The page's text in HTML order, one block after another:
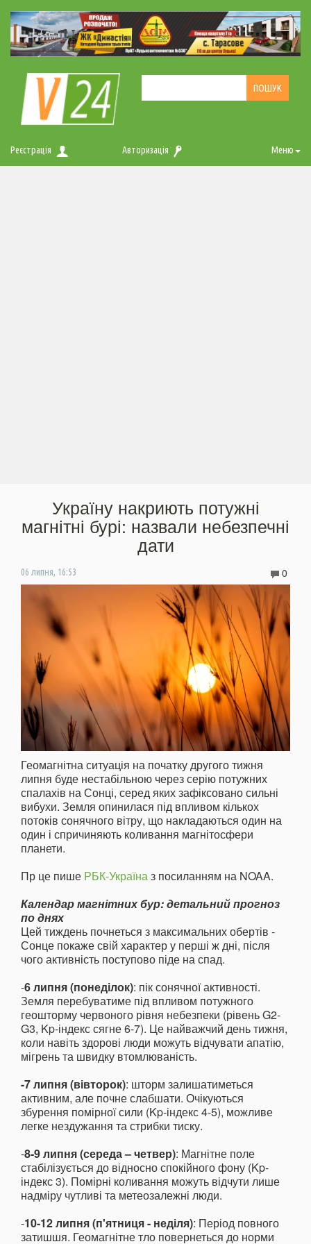
Реєстрація Авторизація Меню
Україну накриють потужні
магнітні бурі: назвали небезпечні
дати
06 липня, 16:53 0
Геомагнітна ситуація на початку другого тижня
липня буде нестабільною через серію потужних
спалахів на Сонці, серед яких зафіксовано сильні
вибухи. Земля опинилася під впливом кількох
потоків сонячного вітру, що накладаються один на
один і спричиняють коливання магнітосфери
планети.
Пр це пише РБК-Україназ посиланням на NOAA.
Календар магнітних бур: детальний прогноз
по днях
Цей тиждень почнеться з максимальних обертів -
Сонце покаже свій характер у перші ж дні, після
чого активність поступово піде на спад.
-6 липня (понеділок): пік сонячної активності.
Земля перебуватиме під впливом потужного
геошторму червоного рівня небезпеки (рівень G2-
G3, Kp-індекс сягне 6-7). Це найважчий день тижня,
коли навіть здорові люди можуть відчувати апатію,
мігрень та швидку втомлюваність.
-7 липня (вівторок): шторм залишатиметься
активним, але почне слабшати. Очікуються
збурення помірної сили (Kp-індекс 4-5), можливе
легке нездужання та стрибки тиску.
-8-9 липня (середа – четвер): Магнітне поле
стабілізується до відносно спокійного фону (Kp-
індекс 3). Помірні коливання можуть відчути лише
надміру чутливі та метеозалежні люди.
-10-12 липня (п'ятниця - неділя): Період повного
затишшя. Геомагнітне тло повернеться до норми